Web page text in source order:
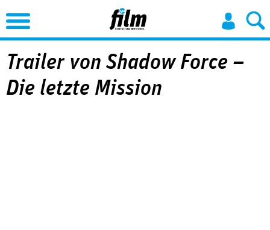
Jump to Navigation
Trailer von Shadow Force –
Die letzte Mission